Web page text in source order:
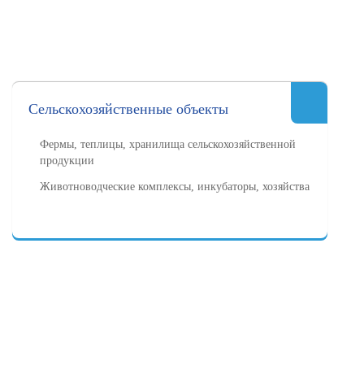
Сельскохозяйственные объекты
Фермы, теплицы, хранилища сельскохозяйственной
продукции
Животноводческие комплексы, инкубаторы, хозяйства